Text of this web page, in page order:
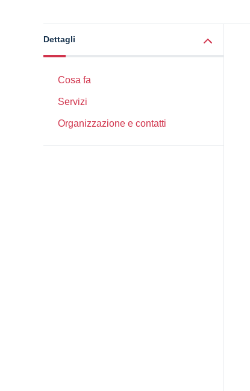
Dettagli
Cosa fa
Servizi
Organizzazione e contatti